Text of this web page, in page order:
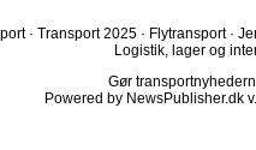
· Transport 2025 · Flytransport ·
Logistik, lager og
Gør
Powered by NewsPublisher.dk